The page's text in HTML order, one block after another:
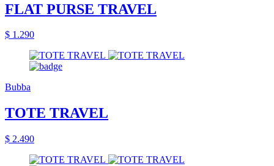
FLAT PURSE TRAVEL
$ 1.290
Bubba
TOTE TRAVEL
$ 2.490